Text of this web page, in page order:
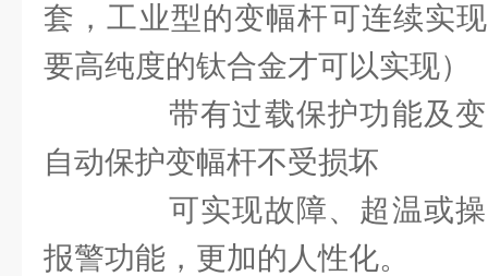
套，工业型的变幅杆可连续实
要高纯度的钛合金才可以实现）
带有过载保护功能及变
自动保护变幅杆不受损坏
可实现故障、超温或操
报警功能，更加的人性化。